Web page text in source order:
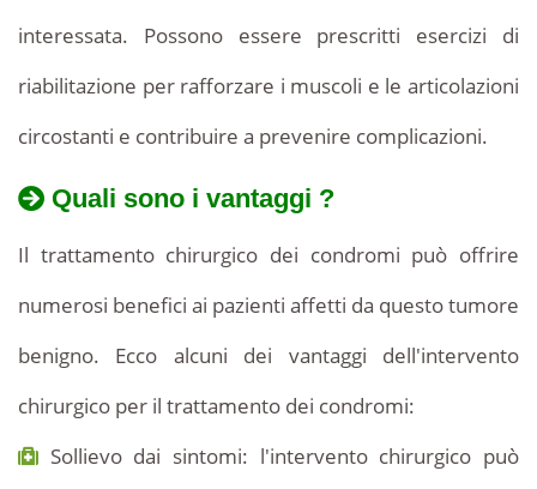
interessata. Possono essere prescritti esercizi di
riabilitazione per rafforzare i muscoli e le articolazioni
circostanti e contribuire a prevenire complicazioni.
Quali sono i vantaggi ?
Il trattamento chirurgico dei condromi può offrire
numerosi benefici ai pazienti affetti da questo tumore
benigno. Ecco alcuni dei vantaggi dell'intervento
chirurgico per il trattamento dei condromi:
Sollievo dai sintomi: l'intervento chirurgico può